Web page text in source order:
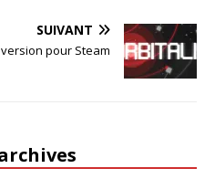
SUIVANT
pour Steam